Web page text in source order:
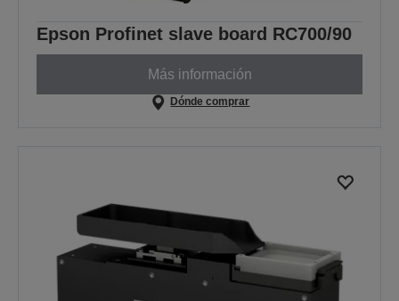
Epson Profinet slave board RC700/90
Más información
Dónde comprar